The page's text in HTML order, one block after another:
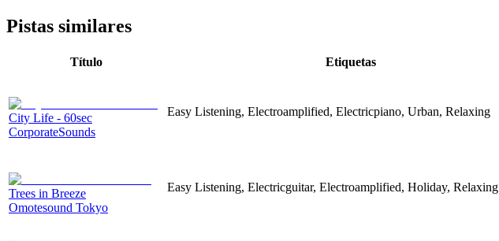
Pistas similares
Título Etiquetas
City Life - 60sec
CorporateSounds
Easy Listening, Electroamplified, Electricpiano, Urban, Relaxing
Trees in Breeze
Omotesound Tokyo
Easy Listening, Electricguitar, Electroamplified, Holiday, Relaxing